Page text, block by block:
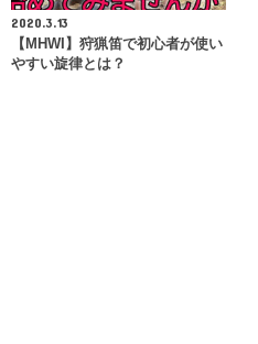
2020.3.13
【MHWI】狩猟笛で初心者が使い
やすい旋律とは？